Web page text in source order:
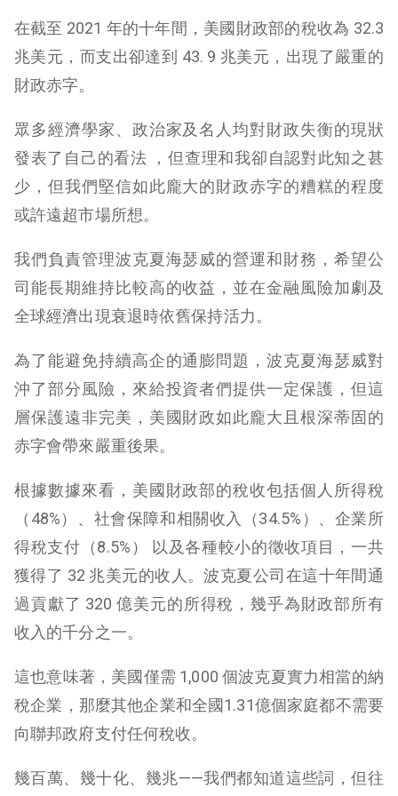
在截至 2021 年的十年間，美國財政部的稅收為 32.3
兆美元，而支出卻達到 43. 9 兆美元，出現了嚴重的
財政赤字。
眾多經濟學家、政治家及名人均對財政失衡的現狀
發表了自己的看法 ，但查理和我卻自認對此知之甚
少，但我們堅信如此龐大的財政赤字的糟糕的程度
或許遠超市場所想。
我們負責管理波克夏海瑟威的營運和財務，希望公
司能長期維持比較高的收益，並在金融風險加劇及
全球經濟出現衰退時依舊保持活力。
為了能避免持續高企的通膨問題，波克夏海瑟威對
沖了部分風險，來給投資者們提供一定保護，但這
層保護遠非完美，美國財政如此龐大且根深蒂固的
赤字會帶來嚴重後果。
根據數據來看，美國財政部的稅收包括個人所得稅
（48%）、社會保障和相關收入（34.5%）、企業所
得稅支付（8.5%） 以及各種較小的徵收項目，一共
獲得了 32 兆美元的收人。波克夏公司在這十年間通
過貢獻了 320 億美元的所得稅，幾乎為財政部所有
收入的千分之一。
這也意味著，美國僅需 1,000 個波克夏實力相當的納
稅企業，那麼其他企業和全國1.31億個家庭都不需要
向聯邦政府支付任何稅收。
幾百萬、幾十化、幾兆——我們都知道這些詞，但往